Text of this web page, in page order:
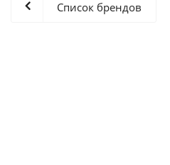
Список брендов